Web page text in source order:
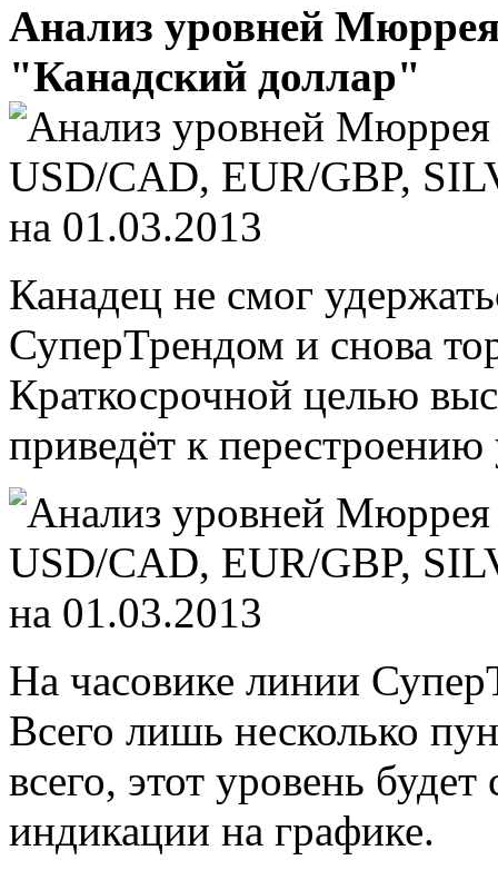
Анализ уровней
"Канадский доллар"
Канадец не смог
СуперТрендом и снова
Краткосрочной целью
приведёт к
На часовике линии
Всего лишь несколько
всего, этот уровень
индикации на графике.